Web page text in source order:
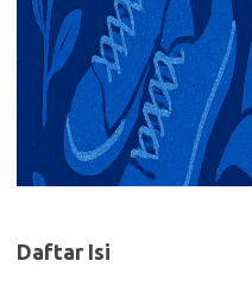
Daftar Isi